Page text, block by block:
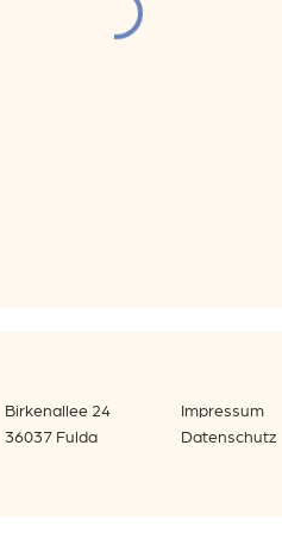
Birkenallee 24
36037 Fulda
Impressum
Datenschutz